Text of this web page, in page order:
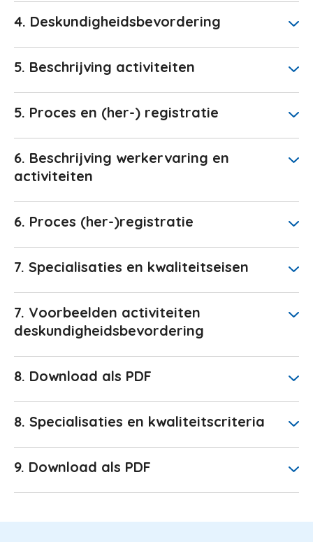
4. Deskundigheidsbevordering
5. Beschrijving activiteiten
5. Proces en (her-) registratie
6. Beschrijving werkervaring en
activiteiten
6. Proces (her-)registratie
7. Specialisaties en kwaliteitseisen
7. Voorbeelden activiteiten
deskundigheidsbevordering
8. Download als PDF
8. Specialisaties en kwaliteitscriteria
9. Download als PDF